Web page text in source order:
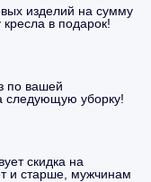
изделий на сумму
в подарок!
по вашей
следующую уборку!
скидка на
и старше, мужчинам